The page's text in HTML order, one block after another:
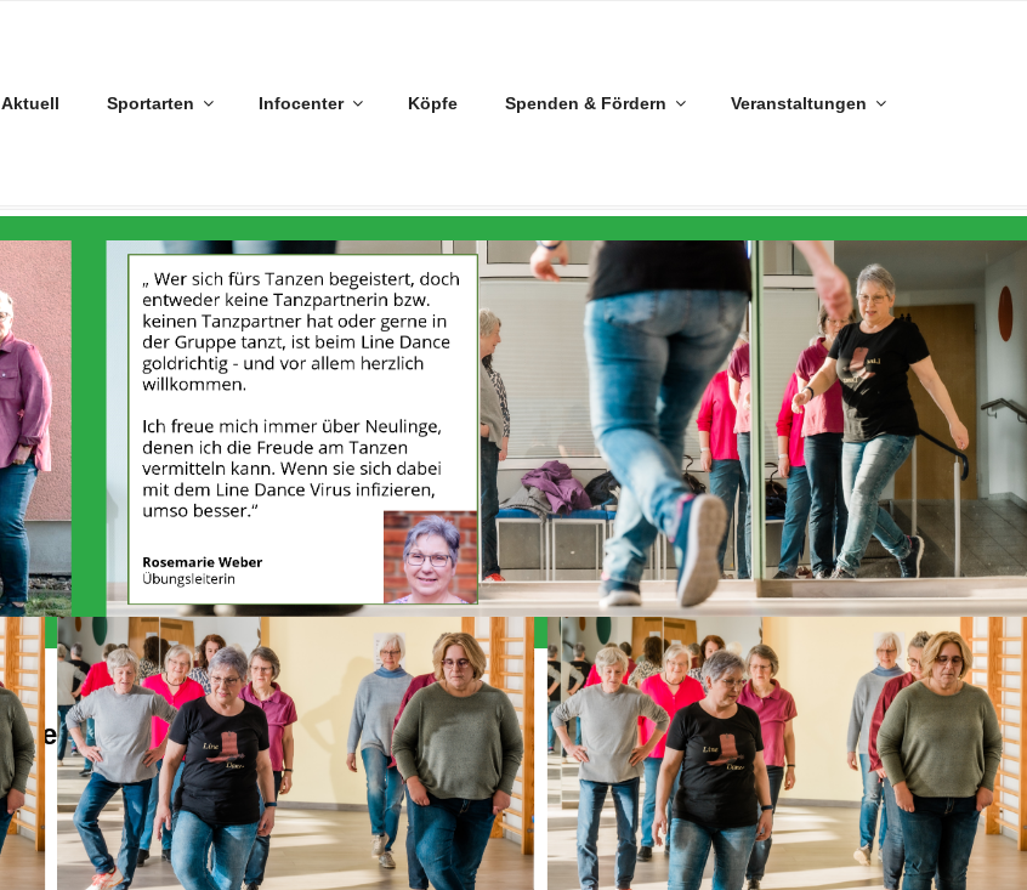
Aktuell Sportarten Infocenter Köpfe Spenden & Fördern Veranstaltungen
Alles Wichtige auf einen Blick